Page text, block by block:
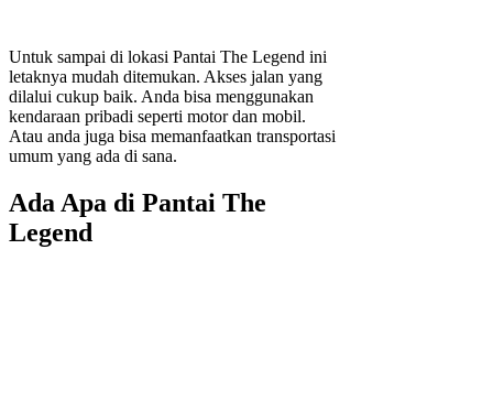
Untuk sampai di lokasi Pantai The Legend ini
letaknya mudah ditemukan. Akses jalan yang
dilalui cukup baik. Anda bisa menggunakan
kendaraan pribadi seperti motor dan mobil.
Atau anda juga bisa memanfaatkan transportasi
umum yang ada di sana.
Ada Apa di Pantai The
Legend